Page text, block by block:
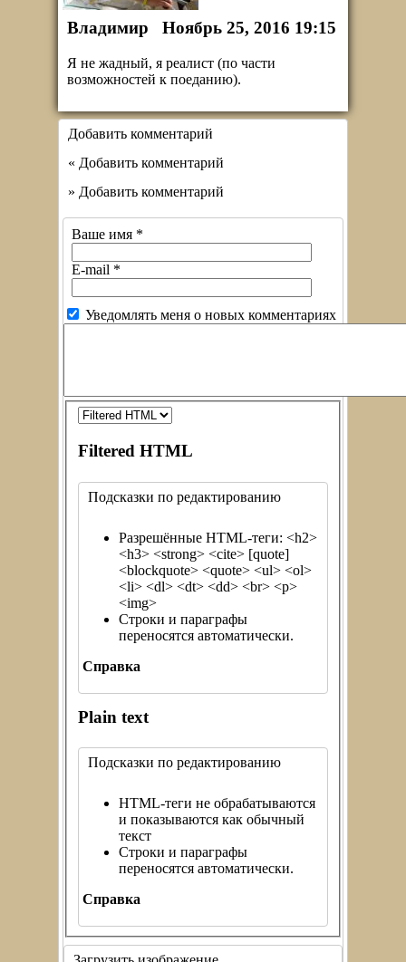
Владимир Ноябрь 25, 2016 19:15
Я не жадный, я реалист (по части
возможностей к поеданию).
Добавить комментарий
« Добавить комментарий
» Добавить комментарий
Ваше имя *
E-mail *
Уведомлять меня о новых комментариях
Filtered HTML
Подсказки по редактированию
Разрешённые HTML-теги: <h2>
<h3> <strong> <cite> [quote]
<blockquote> <quote> <ul> <ol>
<li> <dl> <dt> <dd> <br> <p>
<img>
Строки и параграфы
переносятся автоматически.
Справка
Plain text
Подсказки по редактированию
HTML-теги не обрабатываются
и показываются как обычный
текст
Строки и параграфы
переносятся автоматически.
Справка